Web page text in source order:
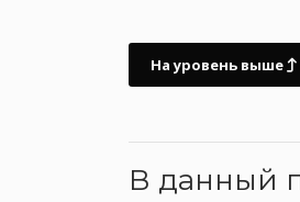
На уровень выше
В данный